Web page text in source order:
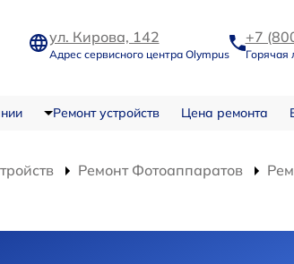
ул. Кирова, 142
Адрес сервисного центра Olympus
+7
Горячая
Ремонт устройств Цена ремонта
Ремонт Фотоаппаратов